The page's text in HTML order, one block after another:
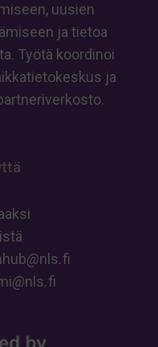
uusien
ja tietoa
Työtä koordinoi
ja
@nls.fi
@nls.fi